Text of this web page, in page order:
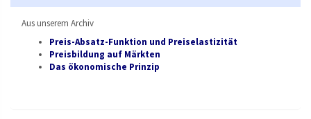
Aus unserem Archiv
Preis-Absatz-Funktion und Preiselastizität
Preisbildung auf Märkten
Das ökonomische Prinzip